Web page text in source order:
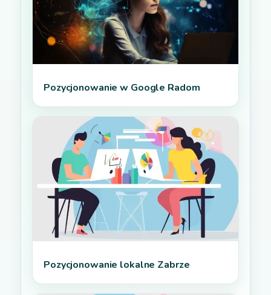
Pozycjonowanie w Google Radom
Pozycjonowanie lokalne Zabrze